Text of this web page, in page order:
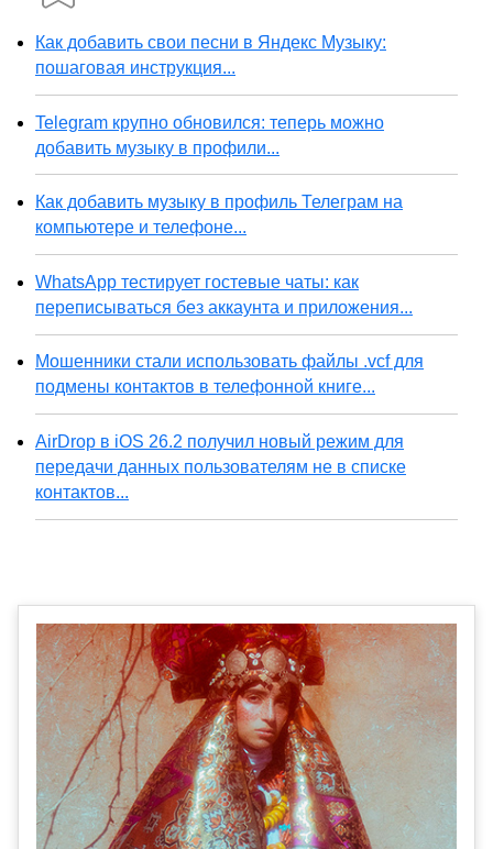
Как добавить свои песни в Яндекс Музыку:
пошаговая инструкция...
Telegram крупно обновился: теперь можно
добавить музыку в профили...
Как добавить музыку в профиль Телеграм на
компьютере и телефоне...
WhatsApp тестирует гостевые чаты: как
переписываться без аккаунта и приложения...
Мошенники стали использовать файлы .vcf для
подмены контактов в телефонной книге...
AirDrop в iOS 26.2 получил новый режим для
передачи данных пользователям не в списке
контактов...